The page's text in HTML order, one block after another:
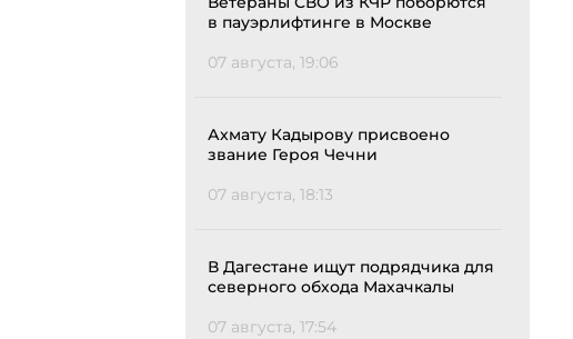
в пауэрлифтинге в Москве
07 августа, 19:06
Ахмату Кадырову присвоено
звание Героя Чечни
07 августа, 18:13
В Дагестане ищут подрядчика для
северного обхода Махачкалы
07 августа, 17:54